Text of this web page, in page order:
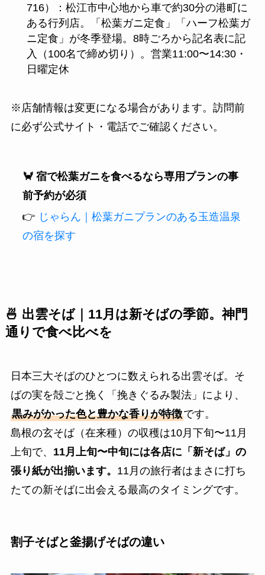
716）：松江市中心地から車で約30分の港町に
ある行列店。「松葉ガニ定食」「ハーフ松葉ガ
ニ定食」が冬季登場。8時ごろから記名表に記
入（100名で締め切り）。営業11:00〜14:30・
日曜定休
※店舗情報は変更になる場合があります。訪問前
に必ず公式サイト・電話でご確認ください。
🦀 宿で松葉ガニを食べるなら専用プランの事
前予約が必須
👉 じゃらん｜松葉ガニプランのある玉造温泉
の宿を探す
🍜 出雲そば｜11月は新そばの季節。神門
通りで食べ比べを
日本三大そばのひとつに数えられる出雲そば。そ
ばの実を殻ごと挽く「挽きぐるみ製法」により、
黒みがかった色と豊かな香りが特徴です。
島根の玄そば（在来種）の収穫は10月下旬〜11月
上旬で、 11月上旬〜中旬には各店に「新そば」の
張り紙が出揃います。 11月の旅行者はまさに打ち
たての新そばに出会える最高のタイミングです。
割子そばと釜揚げそばの違い